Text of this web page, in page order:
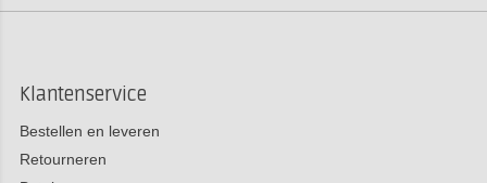
Klantenservice
Bestellen en leveren
Retourneren